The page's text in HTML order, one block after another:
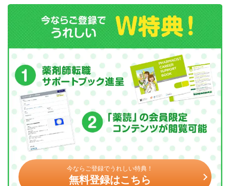
今ならご登録でうれしい特典！
無料登録はこちら